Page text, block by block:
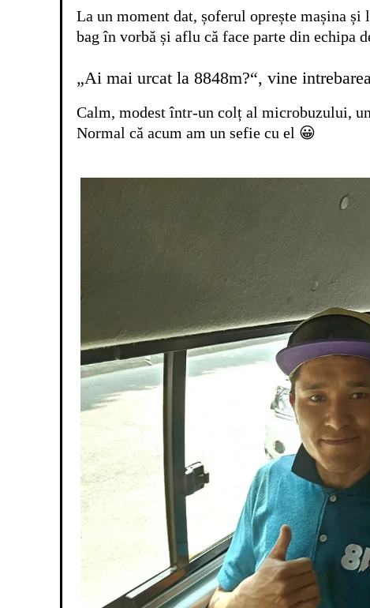
La un moment dat, șoferul oprește mașina și
bag în vorbă și aflu că face parte din echipa
„Ai mai urcat la 8848m?“, vine
Calm, modest într-un colț al microbuzului,
Normal că acum am un sefie cu el 😀